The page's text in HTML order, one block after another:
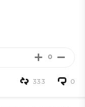
0
0
333